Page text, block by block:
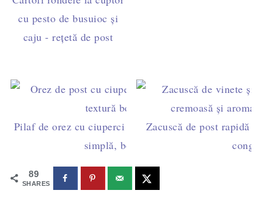
cu pesto de busuioc și
caju - rețetă de post
Pilaf de orez cu ciuperci de post la cuptor – rețetă
simplă, bob cu bob
Zacuscă de post rapidă
89
SHARES